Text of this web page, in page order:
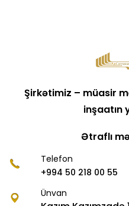
Şirkətimiz – müasir
inşaatın
Ətraflı
Telefon
+994 50 218 00 55
Ünvan